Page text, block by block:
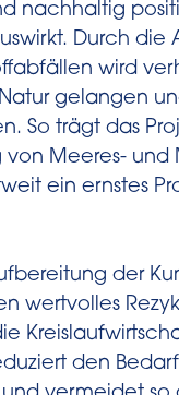
nachhaltig
Durch die
wird
gelangen
So trägt das
von Meeres- und
ein ernstes
der
wertvolles
den